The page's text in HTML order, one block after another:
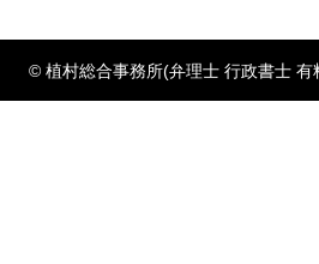
© 植村総合事務所(弁理士 行政書士 有